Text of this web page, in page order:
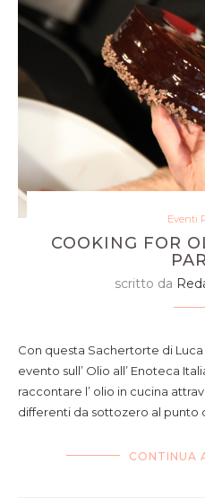
Eventi
COOKING FOR
scritto da
Con questa Sachertorte di
evento sull’ Olio all’ Enoteca
raccontare l’ olio in cucina
differenti da sottozero al punto
CONTINUA